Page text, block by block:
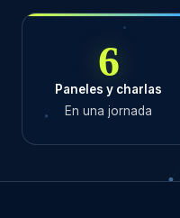
6
Paneles y charlas
En una jornada